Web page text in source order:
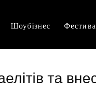
Шоубізнес
та